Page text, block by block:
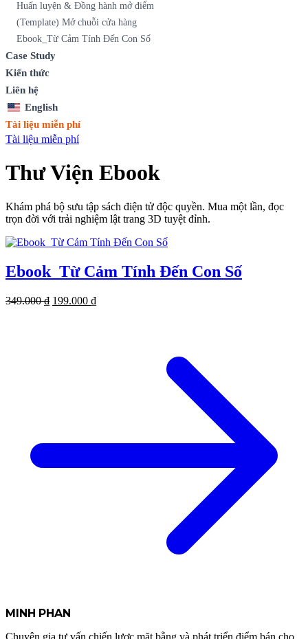
Huấn luyện & Đồng hành mở điểm
(Template) Mở chuỗi cửa hàng
Ebook_Từ Cảm Tính Đến Con Số
Case Study
Kiến thức
Liên hệ
English
Tài liệu miễn phí
Tài liệu miễn phí
Thư Viện Ebook
Khám phá bộ sưu tập sách điện tử độc quyền. Mua một lần, đọc
trọn đời với trải nghiệm lật trang 3D tuyệt đỉnh.
Ebook_Từ Cảm Tính Đến Con Số
349.000₫ Giá
199.000 ₫Giá
MINH PHAN
Chuyên gia tư vấn chiến lược mặt bằng và phát triển điểm bán cho